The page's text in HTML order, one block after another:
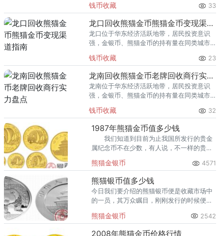
熊猫金币的需求就明显升温，但鱼龙混杂的
回收渠道里，能精准识别版别溢
钱币收藏 33
龙口回收熊猫金币熊猫金币变现渠道指南
龙口位于华东经济活跃地带，居民投资意识
强，金银币、熊猫金币的持有量在同类城市
熊猫金币的需求就明显升温，但鱼龙混杂的
回收渠道里，能精准识别版别溢
钱币收藏 23
龙南回收熊猫金币老牌回收商行实力盘点
龙南位于华东经济活跃地带，居民投资意识
强，金银币、熊猫金币的持有量在同类城市
熊猫金币的需求就明显升温，但鱼龙混杂的
回收渠道里，能精准识别版别溢
钱币收藏 32
1987年熊猫金币值多少钱
我们知道到目前为止我国所发行的贵金
属纪念币不在少数，有人说，不一样的贵金
值比较高，而且比较受欢迎的，那么，1987
年熊猫金币是否受欢迎呢？
熊猫金银币 4571
熊猫银币值多少钱
今日我们要介绍的熊猫银币便是收藏市场中
的一员，其万众瞩目，刚刚发行的时候便得
熊猫金银币 2542
2008年熊猫金币价格行情